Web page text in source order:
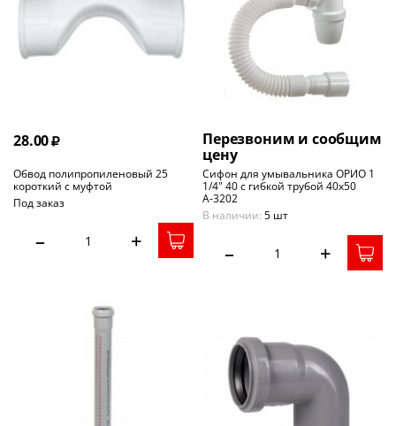
28.00
Обвод полипропиленовый 25
короткий с муфтой
Под заказ
– +
Перезвоним и сообщим
цену
Сифон для умывальника ОРИО 1
1/4" 40 с гибкой трубой 40х50
А-3202
В наличии: 5 шт
– +